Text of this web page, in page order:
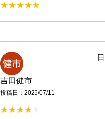
吉田健市
投稿日：2026/07/11